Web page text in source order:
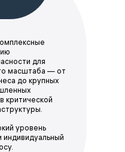
для
масштаба — от
до крупных
критической
уровень